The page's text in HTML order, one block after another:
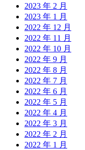
2023 年 2 月
2023 年 1 月
2022 年 12 月
2022 年 11 月
2022 年 10 月
2022 年 9 月
2022 年 8 月
2022 年 7 月
2022 年 6 月
2022 年 5 月
2022 年 4 月
2022 年 3 月
2022 年 2 月
2022 年 1 月